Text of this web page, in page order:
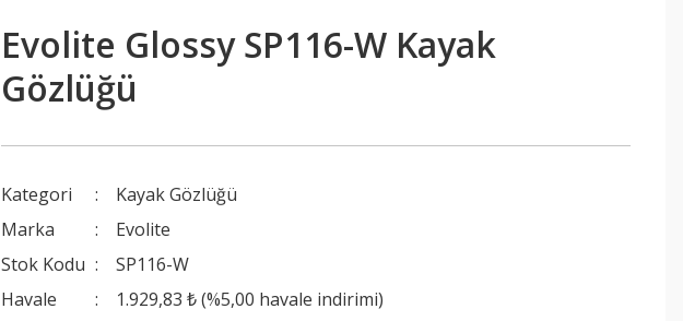
Evolite Glossy SP116-W Kayak
Gözlüğü
Kategori
Kayak Gözlüğü
Marka
Evolite
Stok Kodu
SP116-W
Havale
1.929,83 ₺ (%5,00 havale indirimi)